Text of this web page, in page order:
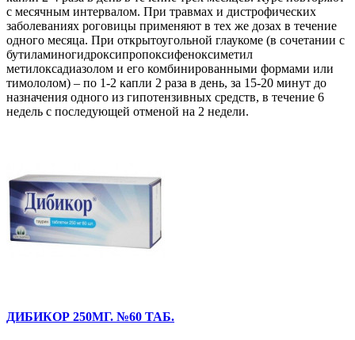
с месячным интервалом. При травмах и дистрофических
заболеваниях роговицы применяют в тех же дозах в течение
одного месяца. При открытоугольной глаукоме (в сочетании с
бутиламиногидроксипропоксифеноксиметил
метилоксадиазолом и его комбинированными формами или
тимололом) – по 1-­2 капли 2 раза в день, за 15­-20 минут до
назначения одного из гипотензивных средств, в течение 6
недель с последующей отменой на 2 недели.
ДИБИКОР 250МГ. №60 ТАБ.